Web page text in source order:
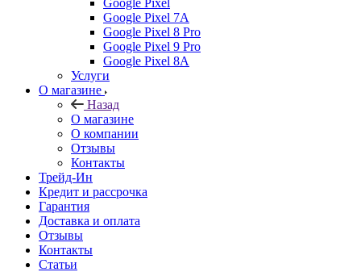
Google Pixel
Google Pixel 7А
Google Pixel 8 Pro
Google Pixel 9 Pro
Google Pixel 8A
Услуги
О магазине
Назад
О магазине
О компании
Отзывы
Контакты
Трейд-Ин
Кредит и рассрочка
Гарантия
Доставка и оплата
Отзывы
Контакты
Статьи